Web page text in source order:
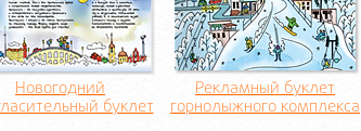
Новогодний
буклет
Рекламный буклет
горнолыжного комплекса